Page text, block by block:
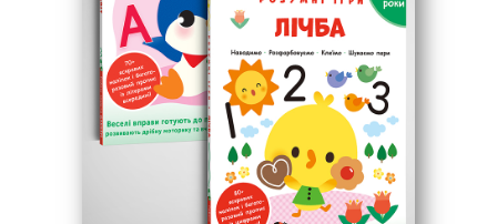
4 роки»
«Gakken. Розумні ігри. Розвиток креативності.
2–4 роки»
«Gakken. Розумні ігри. Ранній розвиток.
Головоломки. 2–4 роки»
«Gakken. Розумні ігри. Розвиток мислення.
Головоломки. 2–4 роки»
«Gakken. Розумні ігри. Побудова навичок.